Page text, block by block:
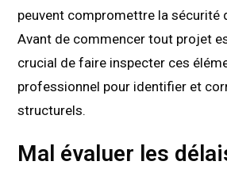
peuvent compromettre la sécurité
Avant de commencer tout projet
crucial de faire inspecter ces
professionnel pour identifier et
structurels.
Mal évaluer les